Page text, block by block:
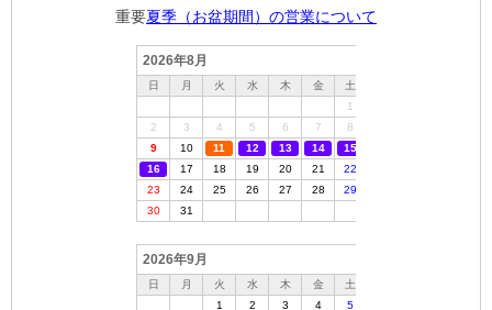
重要夏季（お盆期間）の営業について